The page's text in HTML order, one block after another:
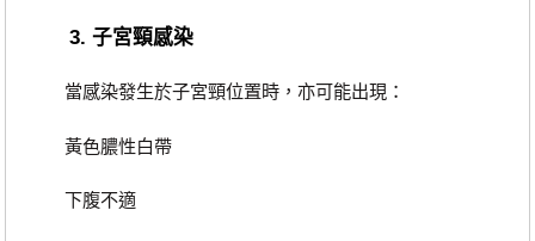
3. 子宮頸感染
當感染發生於子宮頸位置時，亦可能出現：
黃色膿性白帶
下腹不適